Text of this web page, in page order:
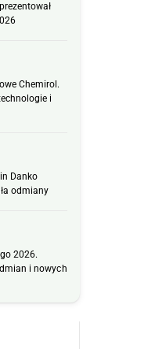
Chemirol.
i
Danko
odmiany
2026.
i nowych